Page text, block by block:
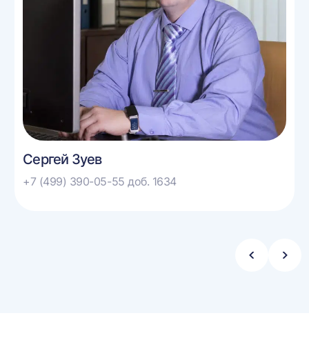
Сергей Зуев
+7 (499) 390-05-55 доб. 1634
Стрелка